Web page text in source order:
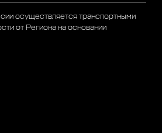
осуществляется транспортными
от Региона на основании